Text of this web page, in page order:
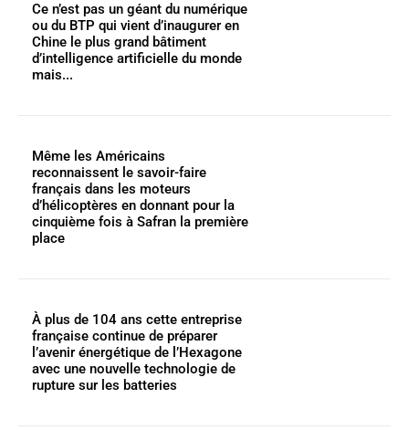
Ce n’est pas un géant du numérique
ou du BTP qui vient d’inaugurer en
Chine le plus grand bâtiment
d’intelligence artificielle du monde
mais...
Même les Américains
reconnaissent le savoir-faire
français dans les moteurs
d’hélicoptères en donnant pour la
cinquième fois à Safran la première
place
À plus de 104 ans cette entreprise
française continue de préparer
l’avenir énergétique de l’Hexagone
avec une nouvelle technologie de
rupture sur les batteries